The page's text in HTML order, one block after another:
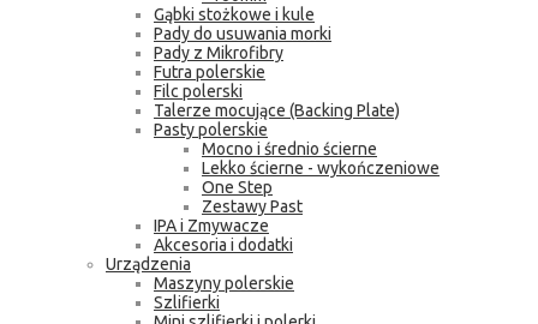
Gąbki stożkowe i kule
Pady do usuwania morki
Pady z Mikrofibry
Futra polerskie
Filc polerski
Talerze mocujące (Backing Plate)
Pasty polerskie
Mocno i średnio ścierne
Lekko ścierne - wykończeniowe
One Step
Zestawy Past
IPA i Zmywacze
Akcesoria i dodatki
Urządzenia
Maszyny polerskie
Szlifierki